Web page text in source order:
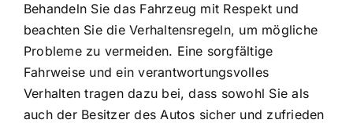
Behandeln Sie das Fahrzeug mit Respekt und
beachten Sie die Verhaltensregeln, um mögliche
Probleme zu vermeiden. Eine sorgfältige
Fahrweise und ein verantwortungsvolles
Verhalten tragen dazu bei, dass sowohl Sie als
auch der Besitzer des Autos sicher und zufrieden